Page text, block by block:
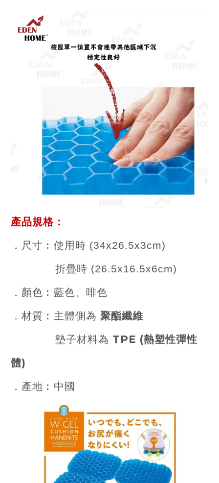
產品規格 ：
． 尺寸︰使用時 (34x26.5x3cm)
折疊時 (26.5x16.5x6cm)
．顏色︰藍色、啡色
．材質︰主體側為 聚酯纖維
墊子材料為 TPE (熱塑性彈性
體)
．產地︰中國